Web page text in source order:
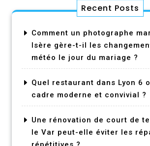
Recent Posts
Comment un photographe
Isère gère-t-il les
météo le jour du mariage ?
Quel restaurant dans Lyon 6
cadre moderne et convivial ?
Une rénovation de court de
le Var peut-elle éviter les